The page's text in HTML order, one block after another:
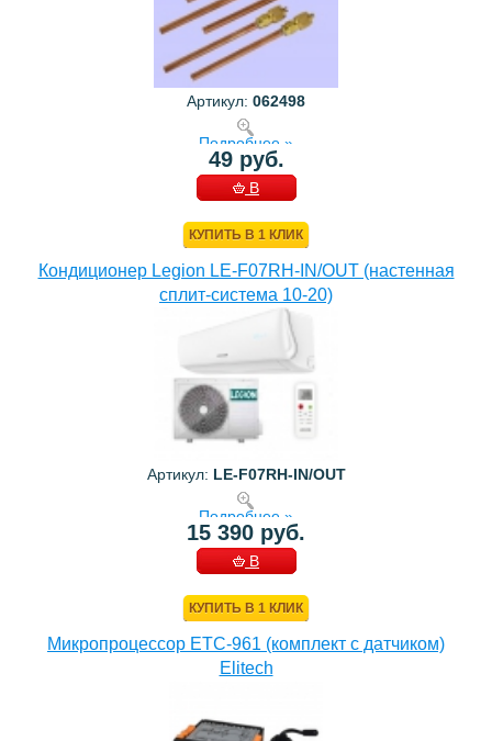
Артикул: 062498
Подробнее »
49 руб.
В
КУПИТЬ В 1 КЛИК
Кондиционер Legion LE-F07RH-IN/OUT (настенная
сплит-система 10-20)
Артикул: LE-F07RH-IN/OUT
Подробнее »
15 390 руб.
В
КУПИТЬ В 1 КЛИК
Микропроцессор ETC-961 (комплект c датчиком)
Elitech